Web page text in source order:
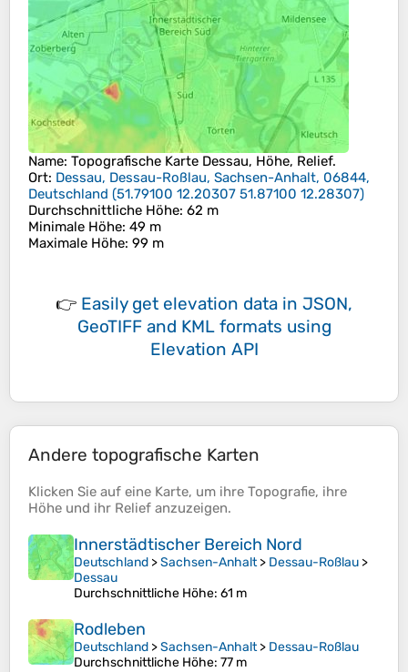
Name: Topografische Karte Dessau, Höhe, Relief.
Ort: Dessau, Dessau-Roßlau, Sachsen-Anhalt, 06844,
Deutschland (51.79100 12.20307 51.87100 12.28307)
Durchschnittliche Höhe: 62 m
Minimale Höhe: 49 m
Maximale Höhe: 99 m
👉 Easily get elevation data in JSON,
GeoTIFF and KML formats using
Elevation API
Andere topografische Karten
Klicken Sie auf eine Karte, um ihre Topografie, ihre
Höhe und ihr Relief anzuzeigen.
Innerstädtischer Bereich Nord
Deutschland >Sachsen-Anhalt> Dessau-Roßlau >
Dessau
Durchschnittliche Höhe: 61 m
Rodleben
Deutschland >Sachsen-Anhalt> Dessau-Roßlau
Durchschnittliche Höhe: 77 m